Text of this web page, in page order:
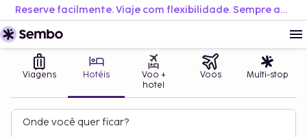
Reserve facilmente. Viaje com flexibilidade. Sempre ao melhor preço.
Viagens Hotéis
Voo +
hotel
Voos Multi-stop
Onde você quer ficar?